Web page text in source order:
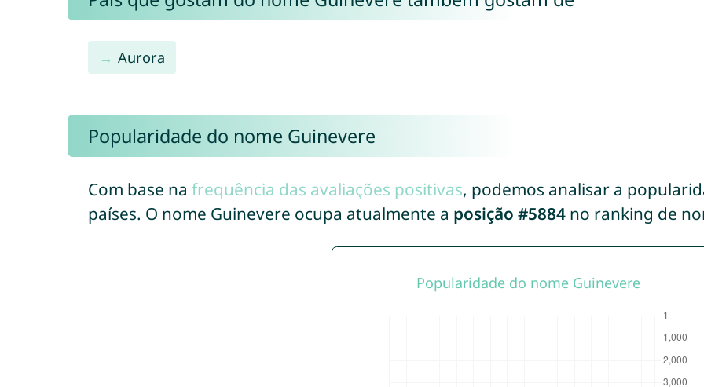
Aurora
Popularidade do nome Guinevere
Com base na frequência das avaliações positivas, podemos analisar a
países. O nome Guinevere ocupa atualmente a posição #5884no ranking de